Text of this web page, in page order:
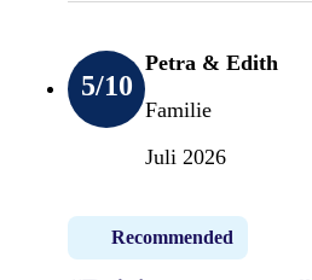
5/10
Petra & Edith
Familie
Juli 2026
Recommended